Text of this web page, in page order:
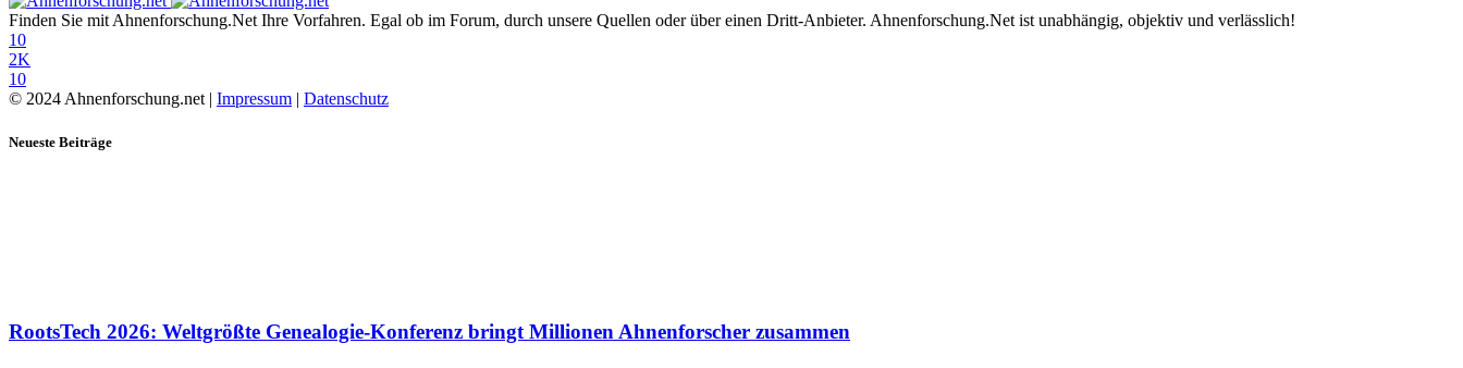
Finden Sie mit Ahnenforschung.Net Ihre Vorfahren. Egal ob im Forum, durch unsere Quellen oder über einen Dritt-Anbieter. Ahnenforschung.Net ist unabhängig, objektiv und verlässlich!
10
2K
10
© 2024 Ahnenforschung.net | Impressum Datenschutz
Neueste Beiträge
RootsTech 2026: Weltgrößte Genealogie-Konferenz bringt Millionen Ahnenforscher zusammen